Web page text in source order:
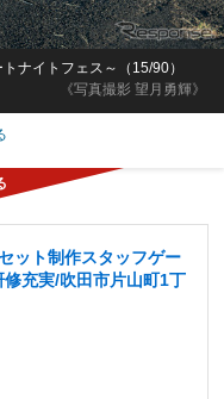
《写真撮影 望月勇輝》
ナイトフェス～（15/90）
ット制作スタッフゲー
充実/吹田市片山町1丁